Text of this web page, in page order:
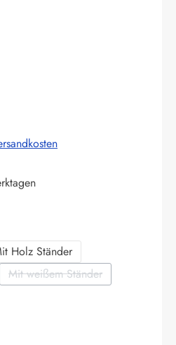
nicht verfügbar.)
Holz Ständer
zurzeit nicht verfügbar.)
Mit weißem Ständer
(Diese Option ist zurzeit
den gewünschten